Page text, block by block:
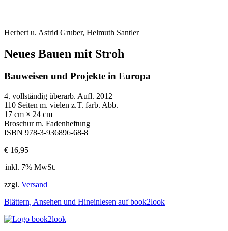
Herbert u. Astrid Gruber, Helmuth Santler
Neues Bauen mit Stroh
Bauweisen und Projekte in Europa
4. vollständig überarb. Aufl. 2012
110 Seiten m. vielen z.T. farb. Abb.
17 cm × 24 cm
Broschur m. Fadenheftung
ISBN 978-3-936896-68-8
€ 16,95
inkl. 7% MwSt.
zzgl. Versand
Blättern, Ansehen und Hineinlesen auf book2look